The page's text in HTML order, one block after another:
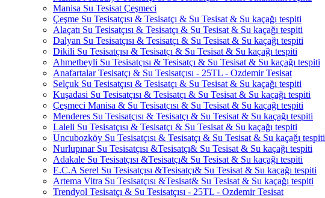
Manisa Su Tesisat Çeşmeci
Çeşme Su Tesisatçısı & Tesisatçı & Su Tesisat & Su kaçağı tespiti
Alaçatı Su Tesisatçısı & Tesisatçı & Su Tesisat & Su kaçağı tespiti
Dalyan Su Tesisatçısı & Tesisatçı & Su Tesisat & Su kaçağı tespiti
Dikili Su Tesisatçısı & Tesisatçı & Su Tesisat & Su kaçağı tespiti
Ahmetbeyli Su Tesisatçısı & Tesisatçı & Su Tesisat & Su kaçağı tespiti
Anafartalar Tesisatçı & Su Tesisatçısı - 25TL - Ozdemir Tesisat
Selçuk Su Tesisatçısı & Tesisatçı & Su Tesisat & Su kaçağı tespiti
Kuşadasi Su Tesisatçısı & Tesisatçı & Su Tesisat & Su kaçağı tespiti
Çeşmeci Manisa & Su Tesisatçısı & Su Tesisat & Su kaçağı tespiti
Menderes Su Tesisatçısı & Tesisatçı & Su Tesisat & Su kaçağı tespiti
Laleli Su Tesisatçısı & Tesisatçı & Su Tesisat & Su kaçağı tespiti
Uncubozköy Su Tesisatçısı & Tesisatçı & Su Tesisat & Su kaçağı tespiti
Nurlupınar Su Tesisatçısı &Tesisatçı& Su Tesisat & Su kaçağı tespiti
Adakale Su Tesisatçısı &Tesisatçı& Su Tesisat & Su kaçağı tespiti
E.C.A Serel Su Tesisatçısı &Tesisatçı& Su Tesisat & Su kaçağı tespiti
Artema Vitra Su Tesisatçısı &Tesisat& Su Tesisat & Su kaçağı tespiti
Trendyol Tesisatçı & Su Tesisatçısı - 25TL - Ozdemir Tesisat